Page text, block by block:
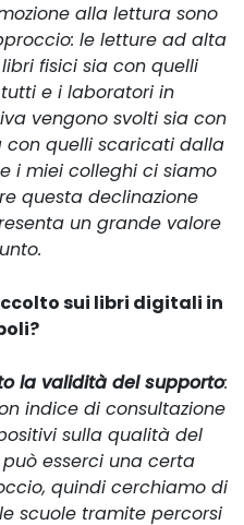
alla lettura sono
le letture ad alta
fisici sia con quelli
e i laboratori in
vengono svolti sia con
con quelli scaricati dalla
i miei colleghi ci siamo
questa declinazione
un grande valore
sui libri digitali in
la validità del supporto:
indice di consultazione
sulla qualità del
esserci una certa
quindi cerchiamo di
scuole tramite percorsi